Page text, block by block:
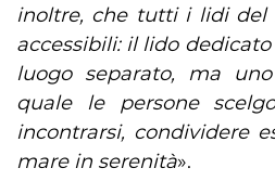
inoltre, che tutti i lidi del
accessibili: il lido
luogo separato, ma
quale le persone
incontrarsi, condividere
mare in serenità».